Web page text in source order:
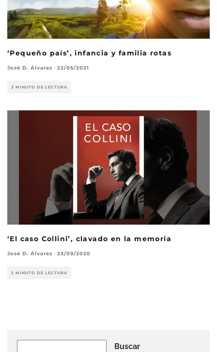
‘Pequeño país’, infancia y familia rotas
José D. Álvarez · 22/05/2021
3 MINUTO DE LECTURA
‘El caso Collini’, clavado en la memoria
José D. Álvarez · 23/09/2020
2 MINUTO DE LECTURA
Buscar